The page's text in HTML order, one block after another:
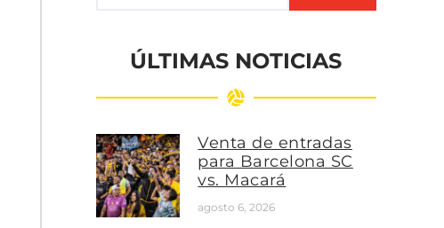
ÚLTIMAS NOTICIAS
Venta de entradas
para Barcelona SC
vs. Macará
agosto 6, 2026